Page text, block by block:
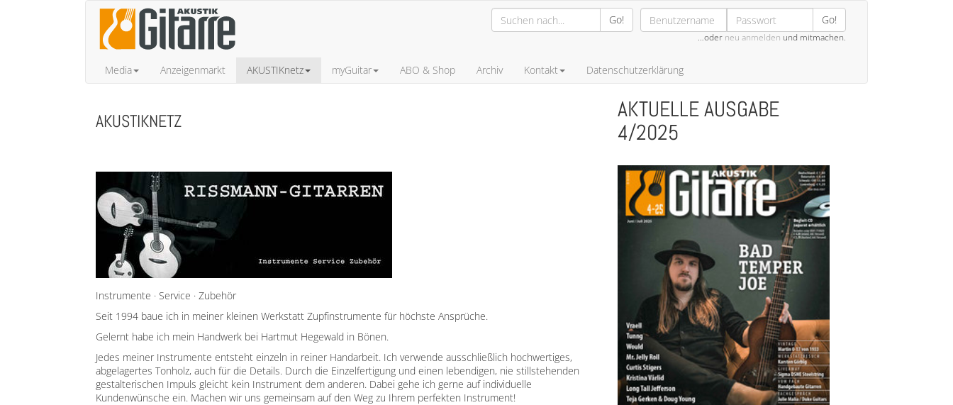
Go! Go!
…oder neu anmelden und mitmachen.
Media Anzeigenmarkt AKUSTIKnetz myGuitar ABO & Shop Archiv Kontakt Datenschutzerklärung
AKUSTIKNETZ
Instrumente · Service · Zubehör
Seit 1994 baue ich in meiner kleinen Werkstatt Zupfinstrumente für höchste Ansprüche.
Gelernt habe ich mein Handwerk bei Hartmut Hegewald in Bönen.
Jedes meiner Instrumente entsteht einzeln in reiner Handarbeit. Ich verwende ausschließlich hochwertiges,
abgelagertes Tonholz, auch für die Details. Durch die Einzelfertigung und einen lebendigen, nie stillstehenden
gestalterischen Impuls gleicht kein Instrument dem anderen. Dabei gehe ich gerne auf individuelle
Kundenwünsche ein. Machen wir uns gemeinsam auf den Weg zu Ihrem perfekten Instrument!
AKTUELLE AUSGABE
4/2025